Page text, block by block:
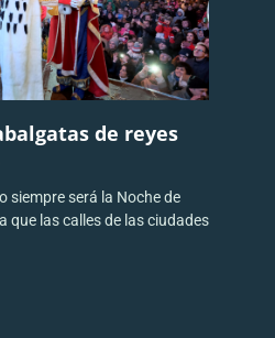
de reyes
siempre será la Noche de
que las calles de las ciudades